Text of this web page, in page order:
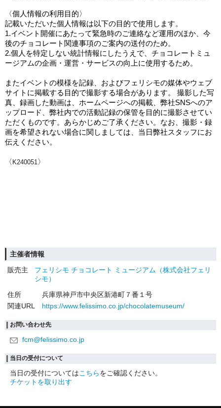
〈個人情報の利用目的〉
記載いただいた個人情報は以下の目的で使用します。
1.イベント開催にあたって緊急時のご連絡など運用のほか、今
後のチョコレート関連事項のご案内の送付のため。
2.個人を特定しない統計情報にしたうえで、チョコレートミュ
ージアムの企画・運営・サービスの向上に使用するため。
またイベントの模様を記録、およびフェリシモの媒体やウェブ
サイトに掲載する目的で撮影する場合があります。 撮影した写
真、録画した動画は、ホームページへの掲載、弊社SNSへのア
ップロード、弊社内での活動記録の保管を目的に撮影させてい
ただくものです。あらかじめご了承ください。なお、撮影・録
画を希望されない場合に関しましては、当日弊社スタッフにお
伝えください。
〈 K240051〉
主催者情報
販売主
フェリシモ チョコレート ミュージアム（株式会社フェリ
シモ）
住所
兵庫県神戸市中央区新港町７番１号
関連URL
https://www.felissimo.co.jp/chocolatemuseum/
お問い合わせ先
fcm@felissimo.co.jp
当日の受付について
当日の受付についてはこちらをご確認ください。
チケットを取り出す